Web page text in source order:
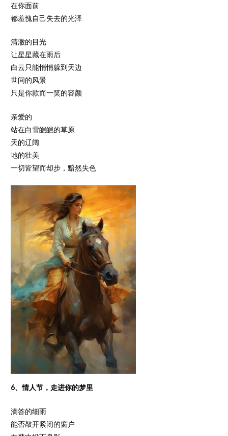
在你面前
都羞愧自己失去的光泽
清澈的目光
让星星藏在雨后
白云只能悄悄躲到天边
世间的风景
只是你款而一笑的容颜
亲爱的
站在白雪皑皑的草原
天的辽阔
地的壮美
一切皆望而却步，黯然失色
6、情人节，走进你的梦里
滴答的细雨
能否敲开紧闭的窗户